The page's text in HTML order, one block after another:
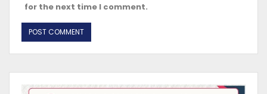
for the next time I comment.